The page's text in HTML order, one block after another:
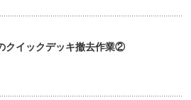
クイックデッキ撤去作業②